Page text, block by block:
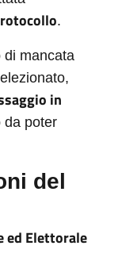
.
di mancata
in
da poter
del
ed Elettorale